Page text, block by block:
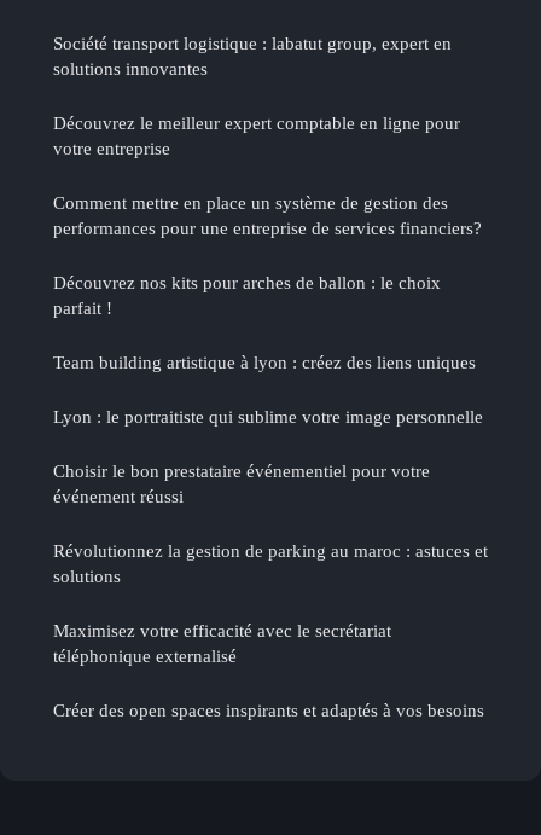
Société transport logistique : labatut group, expert en
solutions innovantes
Découvrez le meilleur expert comptable en ligne pour
votre entreprise
Comment mettre en place un système de gestion des
performances pour une entreprise de services financiers?
Découvrez nos kits pour arches de ballon : le choix
parfait !
Team building artistique à lyon : créez des liens uniques
Lyon : le portraitiste qui sublime votre image personnelle
Choisir le bon prestataire événementiel pour votre
événement réussi
Révolutionnez la gestion de parking au maroc : astuces et
solutions
Maximisez votre efficacité avec le secrétariat
téléphonique externalisé
Créer des open spaces inspirants et adaptés à vos besoins